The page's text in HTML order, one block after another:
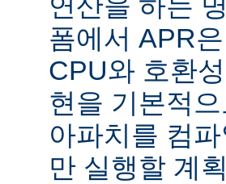
폼에서 APR
CPU와 호환
현을 기본적
아파치를 컴
만 실행할 계